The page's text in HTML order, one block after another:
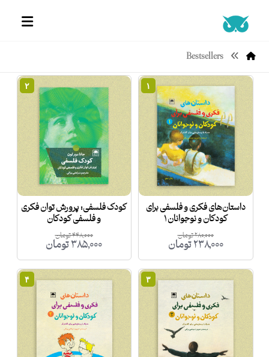
Bestsellers
۱
داستان‌های فکری و فلسفی برای
کودکان و نوجوانان ۱
۲۸۰,۰۰۰تومان
۲۳۸,۰۰۰تومان
۲
کودک فلسفی: پرورش توان فکری
و فلسفی کودکان
۴۴۸,۰۰۰تومان
۳۸۵,۰۰۰تومان
۳ ۴